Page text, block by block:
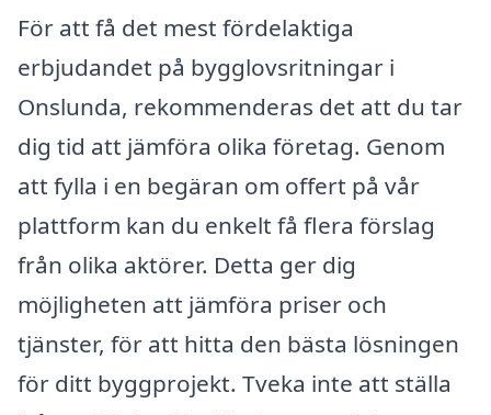
För att få det mest fördelaktiga
erbjudandet på bygglovsritningar i
Onslunda, rekommenderas det att du tar
dig tid att jämföra olika företag. Genom
att fylla i en begäran om offert på vår
plattform kan du enkelt få flera förslag
från olika aktörer. Detta ger dig
möjligheten att jämföra priser och
tjänster, för att hitta den bästa lösningen
för ditt byggprojekt. Tveka inte att ställa